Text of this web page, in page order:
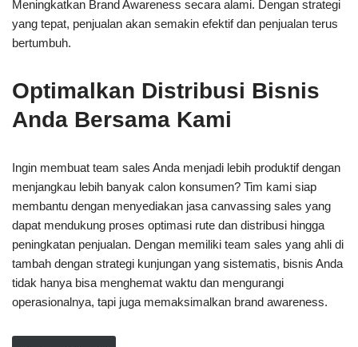
Meningkatkan Brand Awareness secara alami. Dengan strategi
yang tepat, penjualan akan semakin efektif dan penjualan terus
bertumbuh.
Optimalkan Distribusi Bisnis
Anda Bersama Kami
Ingin membuat team sales Anda menjadi lebih produktif dengan
menjangkau lebih banyak calon konsumen? Tim kami siap
membantu dengan menyediakan jasa canvassing sales yang
dapat mendukung proses optimasi rute dan distribusi hingga
peningkatan penjualan. Dengan memiliki team sales yang ahli di
tambah dengan strategi kunjungan yang sistematis, bisnis Anda
tidak hanya bisa menghemat waktu dan mengurangi
operasionalnya, tapi juga memaksimalkan brand awareness.